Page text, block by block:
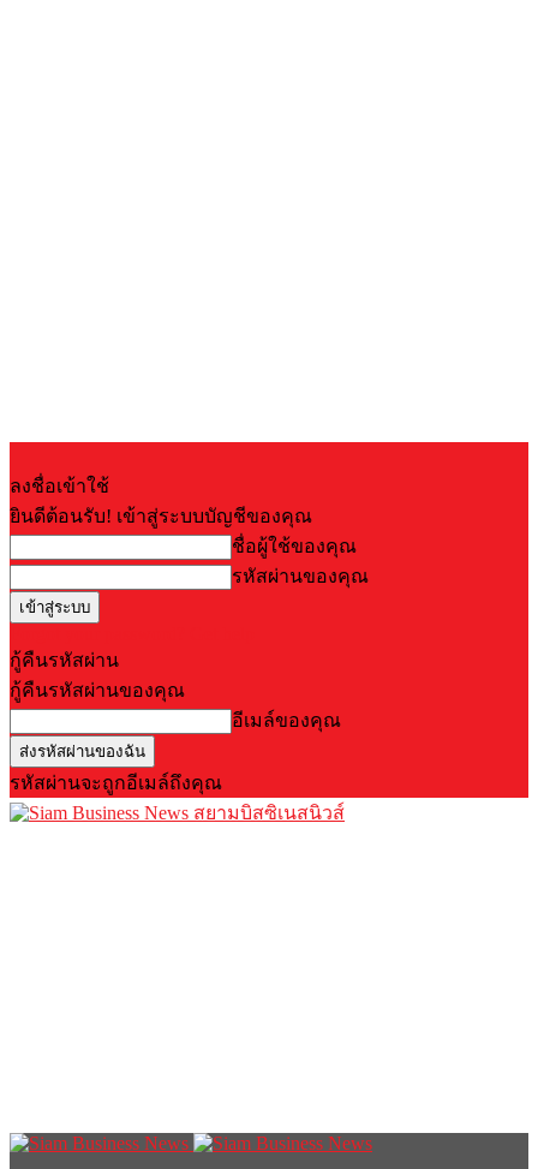
ลงชื่อเข้าใช้
ยินดีต้อนรับ! เข้าสู่ระบบบัญชีของคุณ
ชื่อผู้ใช้ของคุณ
รหัสผ่านของคุณ
กู้คืนรหัสผ่าน
กู้คืนรหัสผ่านของคุณ
อีเมล์ของคุณ
รหัสผ่านจะถูกอีเมล์ถึงคุณ
สยามบิสซิเนสนิวส์